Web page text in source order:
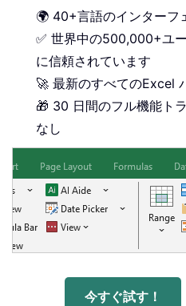
🌍 40+言語のインターフ
✅ 世界中の500,000+ユ
に信頼されています
🚀 最新のすべてのExcel
🎁 30 日間のフル機能ト
なし
今すぐ試す！